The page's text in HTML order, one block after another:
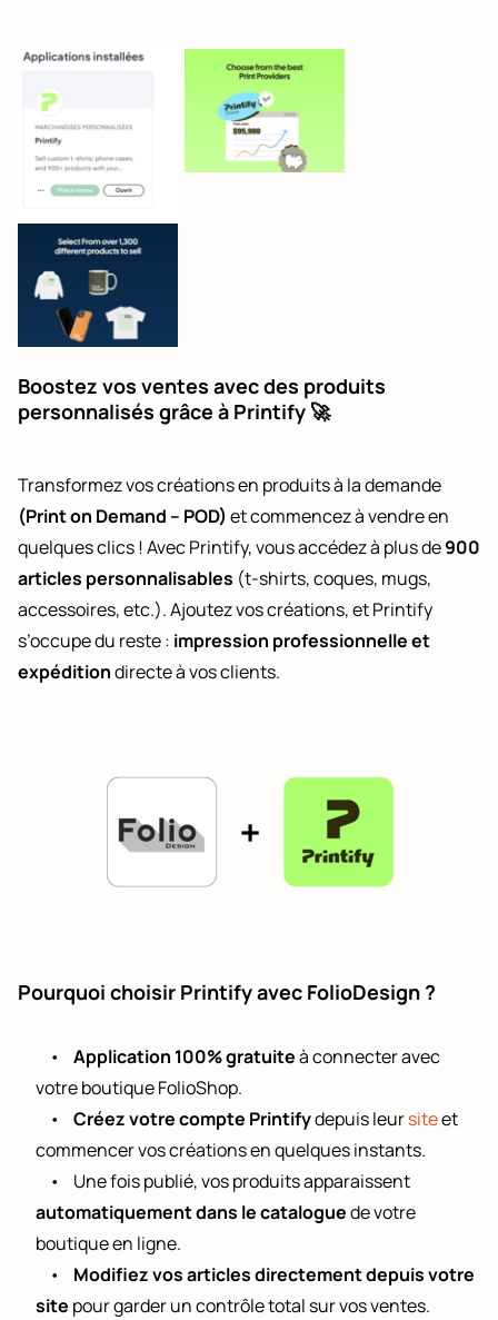
Boostez vos ventes avec des produits
personnalisés grâce à Printify 🚀
Transformez vos créations en produits à la demande
(Print on Demand – POD) et commencez à vendre en
quelques clics ! Avec Printify, vous accédez à plus de900
articles personnalisables (t-shirts, coques, mugs,
accessoires, etc.). Ajoutez vos créations, et Printify
s’occupe du reste : impression professionnelle et
expéditiondirecte à vos clients.
Pourquoi choisir Printify avec FolioDesign ?
• Application 100% gratuiteà connecter avec
votre boutique FolioShop.
•
Créez votre compte Printifydepuis leursiteet
commencer vos créations en quelques instants.
•
Une fois publié, vos produits apparaissent
automatiquement dans le cataloguede votre
boutique en ligne.
•
Modifiez vos articles directement depuis votre
site pour garder un contrôle total sur vos ventes.